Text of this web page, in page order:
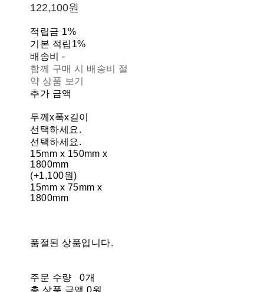
122,100원
적립금 1%
기본 적립 1%
배송비-
함께 구매 시 배송비 절
약 상품 보기
추가 금액
두께x폭x길이
선택하세요.
선택하세요.
15mm x 150mm x
1800mm
(+1,100원)
15mm x 75mm x
1800mm
품절된 상품입니다.
주문 수량
0개
총 상품 금액 0원